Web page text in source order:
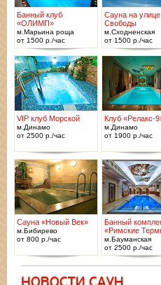
Банный клуб
«ОЛИМП»
м.Марьина роща
от 1500 р./час
Сауна на улице
Свободы
м.Сходненская
от 1500 р./час
VIP клуб Морской
м.Динамо
от 2500 р./час
Клуб «Релакс-
м.Динамо
от 1900 р./час
Сауна «Новый Век»
м.Бибирево
от 800 р./час
Банный
«Римские
м.Бауманская
от 2500 р./час